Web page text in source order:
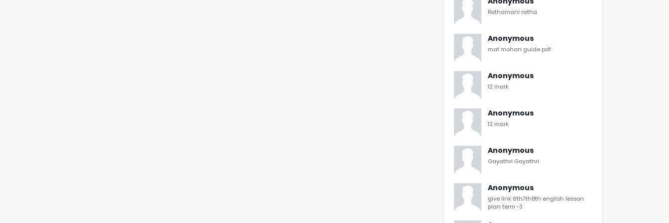
Rathamani ratha
Anonymous
mat mohan guide pdf
Anonymous
12 mark
Anonymous
12 mark
Anonymous
Gayathri Gayathri
Anonymous
give link 6th7th8th english lesson
plan term -3